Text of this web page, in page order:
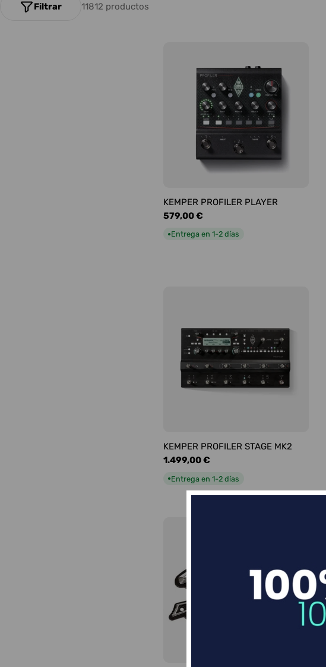
11812 productos
Filtrar
KEMPER PROFILER PLAYER
Precio
habitual
579,00 €
●Entrega en 1-2 días
KEMPER PROFILER STAGE MK2
Precio
1.499,00 €
●Entrega en 1-2 días